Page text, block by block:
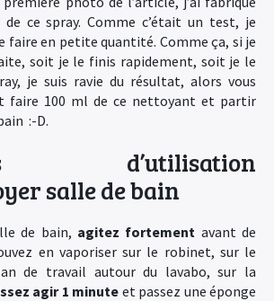
ce spray. Comme c’était un test, je
faire en petite quantité. Comme ça, si je
soit je le finis rapidement, soit je le
je suis ravie du résultat, alors vous
faire 100 ml de ce nettoyant et partir
:-D.
d’utilisation
salle de bain
de bain, agitez fortement avant de
en vaporiser sur le robinet, sur le
de travail autour du lavabo, sur la
agir 1 minute et passez une éponge